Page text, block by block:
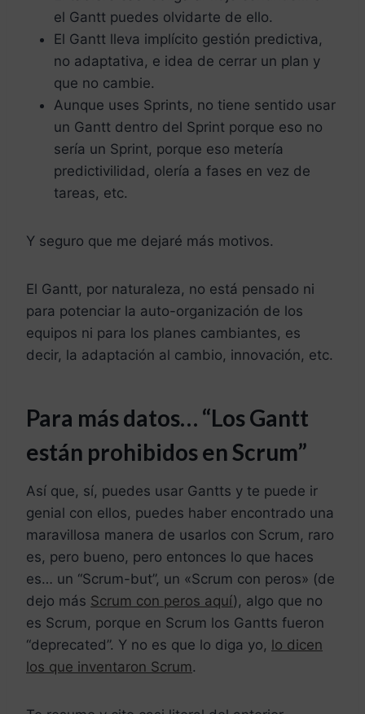
el Gantt puedes olvidarte de ello.
El Gantt lleva implícito gestión predictiva,
no adaptativa, e idea de cerrar un plan y
que no cambie.
Aunque uses Sprints, no tiene sentido usar
un Gantt dentro del Sprint porque eso no
sería un Sprint, porque eso metería
predictivilidad, olería a fases en vez de
tareas, etc.
Y seguro que me dejaré más motivos.
El Gantt, por naturaleza, no está pensado ni
para potenciar la auto-organización de los
equipos ni para los planes cambiantes, es
decir, la adaptación al cambio, innovación, etc.
Para más datos… “Los Gantt
están prohibidos en Scrum”
Así que, sí, puedes usar Gantts y te puede ir
genial con ellos, puedes haber encontrado una
maravillosa manera de usarlos con Scrum, raro
es, pero bueno, pero entonces lo que haces
es… un “Scrum-but”, un «Scrum con peros» (de
dejo más Scrum con peros aquí), algo que no
es Scrum, porque en Scrum los Gantts fueron
“deprecated”. Y no es que lo diga yo, lo dicen
los que inventaron Scrum.